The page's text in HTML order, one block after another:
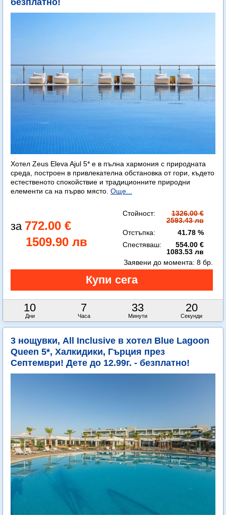
безплатно!
Хотел Zeus Eleva Ajul 5* е в пълна хармония с природната
среда, построен в привлекателна обстановка от гори, където
естественото спокойствие и традиционните природни
елементи са на първо място. Още...
772.00 €
1509.90 лв
Стойност:
1326.00 €
2593.43 лв
Отстъпка:
41.78 %
Спестяваш:
554.00 €
1083.53 лв
10
Дни
7
Часа
33
Минути
19
Секунди
Заявени до момента: 8 бр.
3 нощувки, All Inclusive в хотел Blue Lagoon
Queen 5*, Халкидики, Гърция през
Септември! Дете до 12.99г. - безплатно!